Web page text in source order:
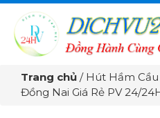
Trang chủ / Hút Hầm
Đồng Nai Giá Rẻ PV 24/